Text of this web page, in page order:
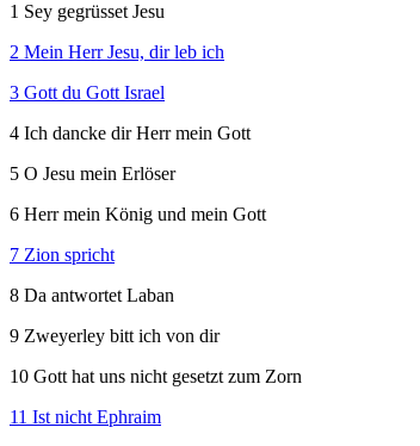
1 Sey gegrüsset Jesu
2 Mein Herr Jesu, dir leb ich
3 Gott du Gott Israel
4 Ich dancke dir Herr mein Gott
5 O Jesu mein Erlöser
6 Herr mein König und mein Gott
7 Zion spricht
8 Da antwortet Laban
9 Zweyerley bitt ich von dir
10 Gott hat uns nicht gesetzt zum Zorn
11 Ist nicht Ephraim